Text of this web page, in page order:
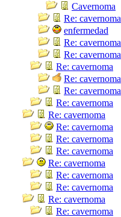
Cavernoma
Re: cavernoma
enfermedad
Re: cavernoma
Re: cavernoma
Re: cavernoma
Re: cavernoma
Re: cavernoma
Re: cavernoma
Re: cavernoma
Re: cavernoma
Re: cavernoma
Re: cavernoma
Re: cavernoma
Re: cavernoma
Re: cavernoma
Re: cavernoma
Re: cavernoma